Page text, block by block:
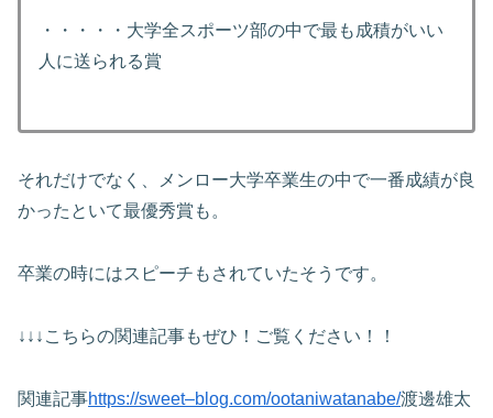
・・・・・大学全スポーツ部の中で最も成積がいい
人に送られる賞
それだけでなく、メンロー大学卒業生の中で一番成績が良
かったといて最優秀賞も。
卒業の時にはスピーチもされていたそうです。
↓↓↓こちらの関連記事もぜひ！ご覧ください！！
関連記事https://sweet–blog.com/ootaniwatanabe/渡邊雄太